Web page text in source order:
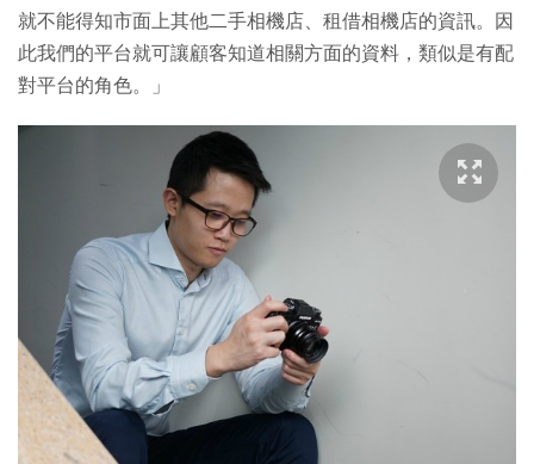
就不能得知市面上其他二手相機店、租借相機店的資訊。因
此我們的平台就可讓顧客知道相關方面的資料，類似是有配
對平台的角色。」